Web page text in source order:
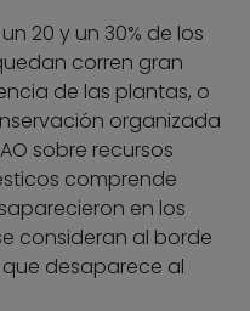
20 y un 30% de los
corren gran
de las plantas, o
organizada
sobre recursos
comprende
en los
consideran al borde
desaparece al